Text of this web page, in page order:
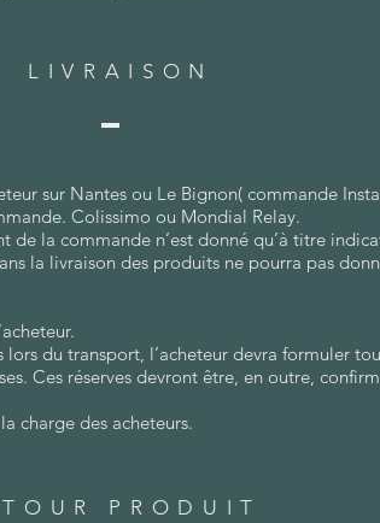
LIVRAISON
sur Nantes ou Le Bignon( commande
Colissimo ou Mondial Relay.
la commande n’est donné qu’à titre
la livraison des produits ne pourra pas
du transport, l’acheteur devra formuler
Ces réserves devront être, en outre,
charge des acheteurs.
PRODUIT